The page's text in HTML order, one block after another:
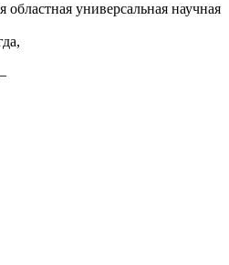
универсальная научная